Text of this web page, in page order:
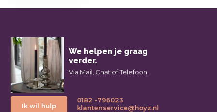
We helpen je graag
verder.
Via Mail, Chat of Telefoon.
Ik wil hulp
0182 -796023
klantenservice@hoyz.nl